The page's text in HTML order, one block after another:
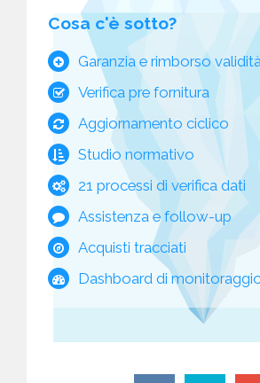
Cosa c'è sotto?
Garanzia e rimborso validità
Verifica pre fornitura
Aggiornamento ciclico
Studio normativo
21 processi di verifica dati
Assistenza e follow-up
Acquisti tracciati
Dashboard di